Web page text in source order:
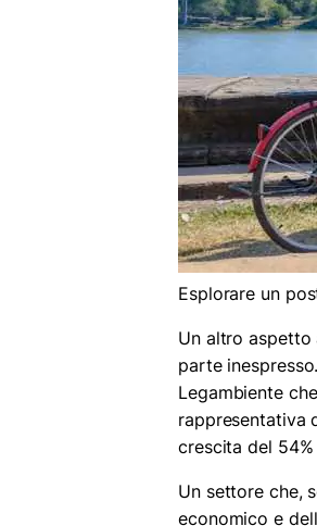
Esplorare un
Un altro aspetto
parte
Legambiente
rappresentativa
crescita del
Un settore che,
economico e